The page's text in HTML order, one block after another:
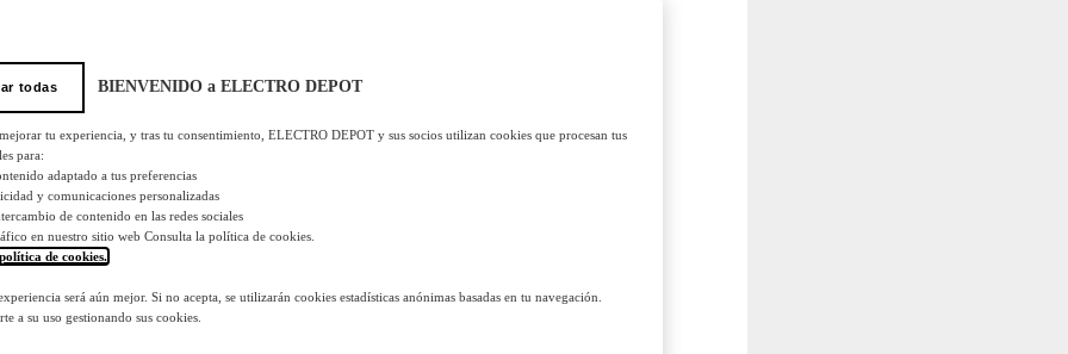
todas BIENVENIDO a ELECTRO DEPOT
tu experiencia, y tras tu consentimiento, ELECTRO DEPOT y sus socios utilizan cookies que procesan tus
para:
adaptado a tus preferencias
y comunicaciones personalizadas
de contenido en las redes sociales
en nuestro sitio web Consulta la política de cookies.
de cookies.
será aún mejor. Si no acepta, se utilizarán cookies estadísticas anónimas basadas en tu navegación.
a su uso gestionando sus cookies.